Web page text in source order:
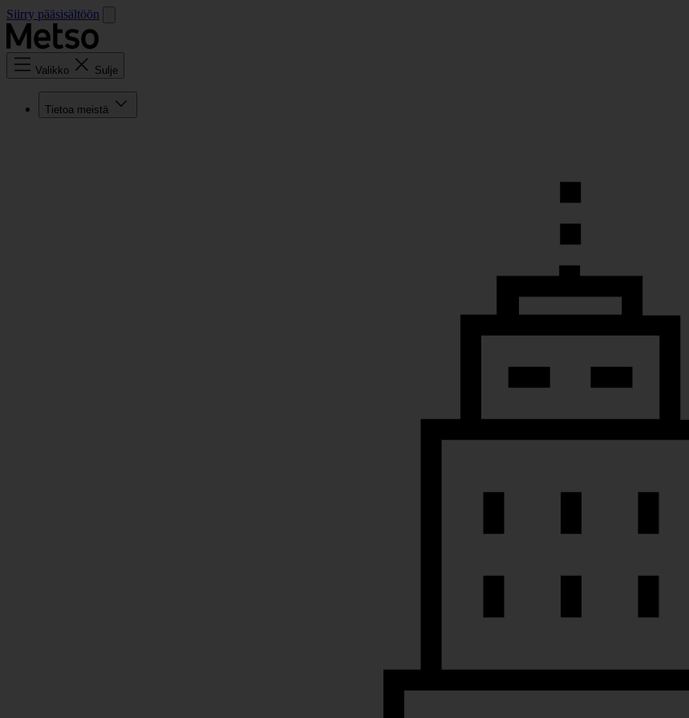
Siirry pääsisältöön
Valikko Sulje
Tietoa meistä